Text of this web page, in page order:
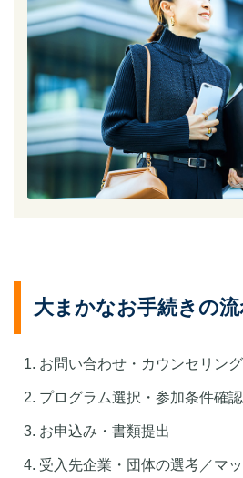
大まかなお手続きの
お問い合わせ・カウンセリング
プログラム選択・参加条件確認
お申込み・書類提出
受入先企業・団体の選考／マ